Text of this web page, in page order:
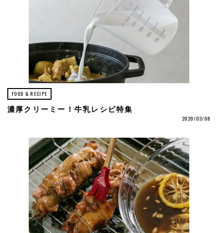
FOOD & RECIPE
濃厚クリーミー！牛乳レシピ特集
2020/03/08